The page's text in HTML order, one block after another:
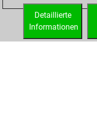
esi_hp55 1180 1 w
1521
fedor59fedor 1658
jeudesprit 1385 1 w
STARTSEITE
Detaillierte
Informationen